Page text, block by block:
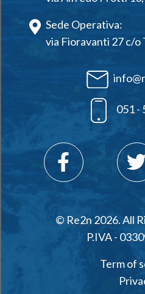
Sede Operativa:
via Fioravanti 27 c/o
051 -
© Re2n 2026. All
P.IVA -
Term of